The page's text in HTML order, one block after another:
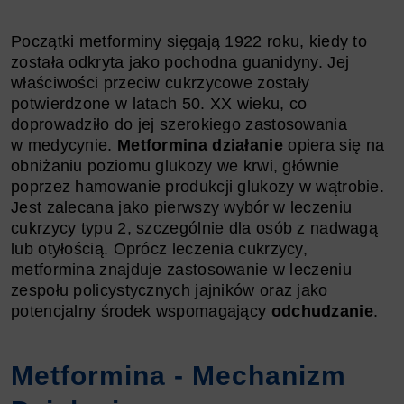
Początki metforminy sięgają 1922 roku, kiedy to
została odkryta jako pochodna guanidyny. Jej
właściwości przeciw cukrzycowe zostały
potwierdzone w latach 50. XX wieku, co
doprowadziło do jej szerokiego zastosowania
w medycynie. Metformina działanieopiera się na
obniżaniu poziomu glukozy we krwi, głównie
poprzez hamowanie produkcji glukozy w wątrobie.
Jest zalecana jako pierwszy wybór w leczeniu
cukrzycy typu 2, szczególnie dla osób z nadwagą
lub otyłością. Oprócz leczenia cukrzycy,
metformina znajduje zastosowanie w leczeniu
zespołu policystycznych jajników oraz jako
potencjalny środek wspomagający odchudzanie.
Metformina - Mechanizm